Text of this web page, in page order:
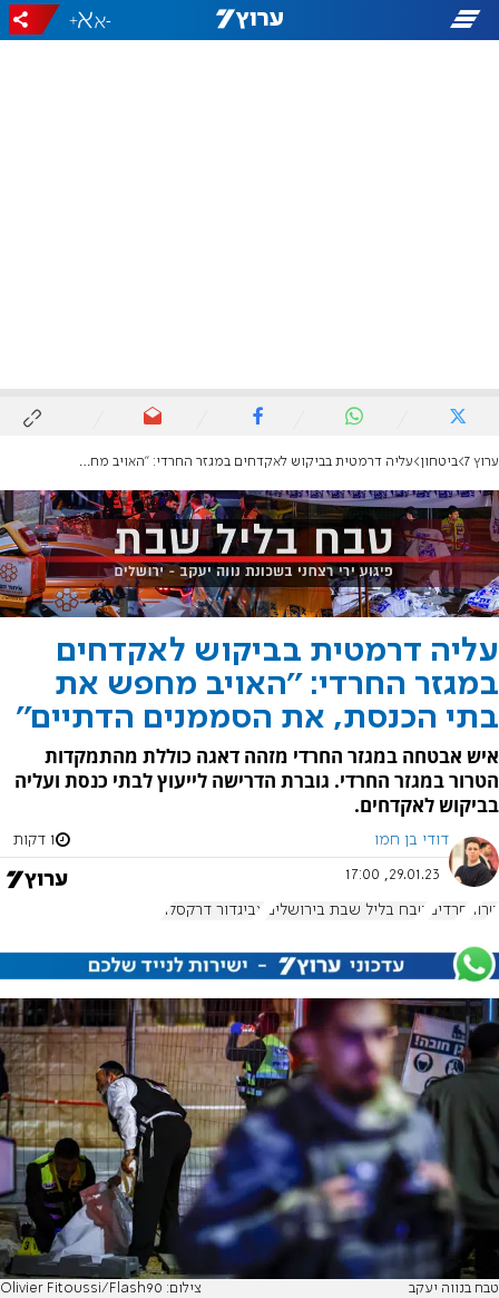
-
+
ערוץ 7 ביטחון עליה דרמטית בביקוש לאקדחים במגזר החרדי: ''האויב מחפש את בתי הכנסת, את הסממנים הדתיים''
עליה דרמטית בביקוש לאקדחים
במגזר החרדי: ''האויב מחפש את
בתי הכנסת, את הסממנים הדתיים''
איש אבטחה במגזר החרדי מזהה דאגה כוללת מהתמקדות
הטרור במגזר החרדי. גוברת הדרישה לייעוץ לבתי כנסת ועליה
בביקוש לאקדחים.
דודי בן חמו 1 דקות
29.01.23, 17:00
טרור חרדים טבח בליל שבת בירושלים אביגדור דרקסלר
טבח בנווה יעקב צילום: Olivier Fitoussi/Flash90